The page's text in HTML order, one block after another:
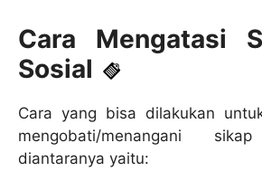
Cara Mengatasi
Sosial
Cara yang bisa dilakukan
mengobati/menangani
diantaranya yaitu: